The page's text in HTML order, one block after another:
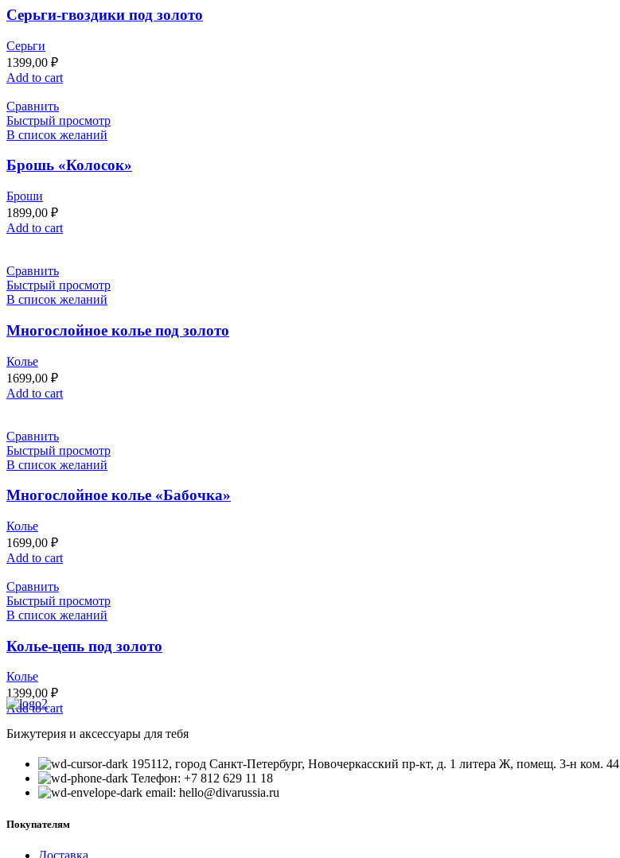
Серьги-гвоздики под золото
Серьги
1399,00 ₽
Add to cart
Сравнить
Быстрый просмотр
В список желаний
Брошь «Колосок»
Броши
1899,00 ₽
Add to cart
Сравнить
Быстрый просмотр
В список желаний
Многослойное колье под золото
Колье
1699,00 ₽
Add to cart
Сравнить
Быстрый просмотр
В список желаний
Многослойное колье «Бабочка»
Колье
1699,00 ₽
Add to cart
Сравнить
Быстрый просмотр
В список желаний
Колье-цепь под золото
Колье
1399,00 ₽
Add to cart
Бижутерия и аксессуары для тебя
195112, город Санкт-Петербург, Новочеркасский пр-кт, д. 1 литера Ж, помещ. 3-н ком. 44
Телефон: +7 812 629 11 18
email: hello@divarussia.ru
Покупателям
Доставка